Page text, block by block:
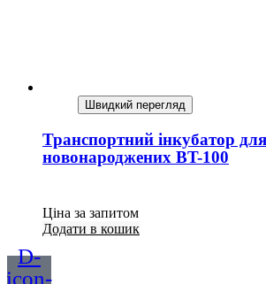
Швидкий перегляд
Транспортний інкубатор для
новонароджених BT-100
Ціна за запитом
Додати в кошик
D-
icon-